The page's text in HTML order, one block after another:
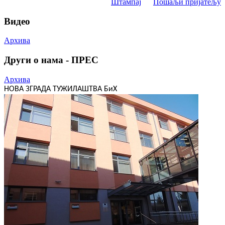
Штампај Пошаљи пријатељу
Видео
Архива
Други о нама - ПРЕС
Архива
НОВА ЗГРАДА ТУЖИЛАШТВА БиХ